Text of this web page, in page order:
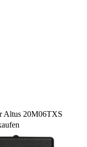
Altus 20M06TXS